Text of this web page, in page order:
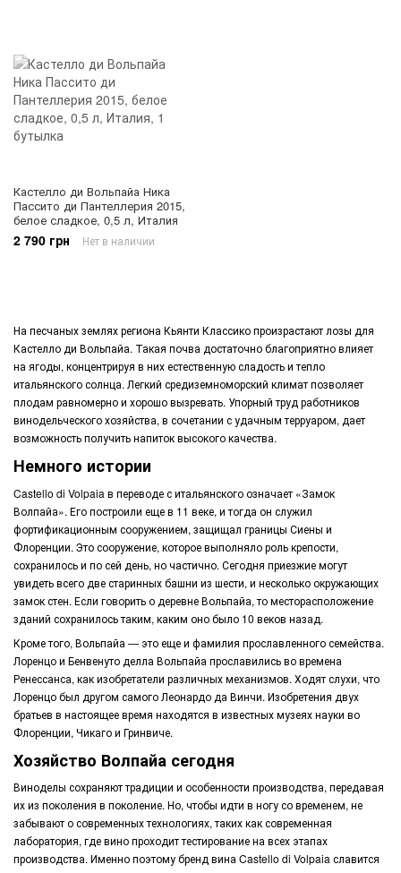
Кастелло ди Вольпайа Ника
Пассито ди Пантеллерия 2015,
белое сладкое, 0,5 л, Италия
2 790 грн Нет в наличии
На песчаных землях региона Кьянти Классико произрастают лозы для
Кастелло ди Вольпайа. Такая почва достаточно благоприятно влияет
на ягоды, концентрируя в них естественную сладость и тепло
итальянского солнца. Легкий средиземноморский климат позволяет
плодам равномерно и хорошо вызревать. Упорный труд работников
винодельческого хозяйства, в сочетании с удачным терруаром, дает
возможность получить напиток высокого качества.
Немного истории
Castello di Volpaia в переводе с итальянского означает «Замок
Волпайа». Его построили еще в 11 веке, и тогда он служил
фортификационным сооружением, защищал границы Сиены и
Флоренции. Это сооружение, которое выполняло роль крепости,
сохранилось и по сей день, но частично. Сегодня приезжие могут
увидеть всего две старинных башни из шести, и несколько окружающих
замок стен. Если говорить о деревне Вольпайа, то месторасположение
зданий сохранилось таким, каким оно было 10 веков назад.
Кроме того, Вольпайа — это еще и фамилия прославленного семейства.
Лоренцо и Бенвенуто делла Вольпайа прославились во времена
Ренессанса, как изобретатели различных механизмов. Ходят слухи, что
Лоренцо был другом самого Леонардо да Винчи. Изобретения двух
братьев в настоящее время находятся в известных музеях науки во
Флоренции, Чикаго и Гринвиче.
Хозяйство Волпайа сегодня
Виноделы сохраняют традиции и особенности производства, передавая
их из поколения в поколение. Но, чтобы идти в ногу со временем, не
забывают о современных технологиях, таких как современная
лаборатория, где вино проходит тестирование на всех этапах
производства. Именно поэтому бренд вина Castello di Volpaia славится